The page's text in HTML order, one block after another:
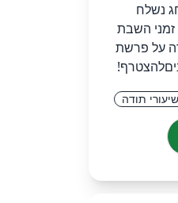
נשלח
השבת
על פרשת
שיעורי תודה